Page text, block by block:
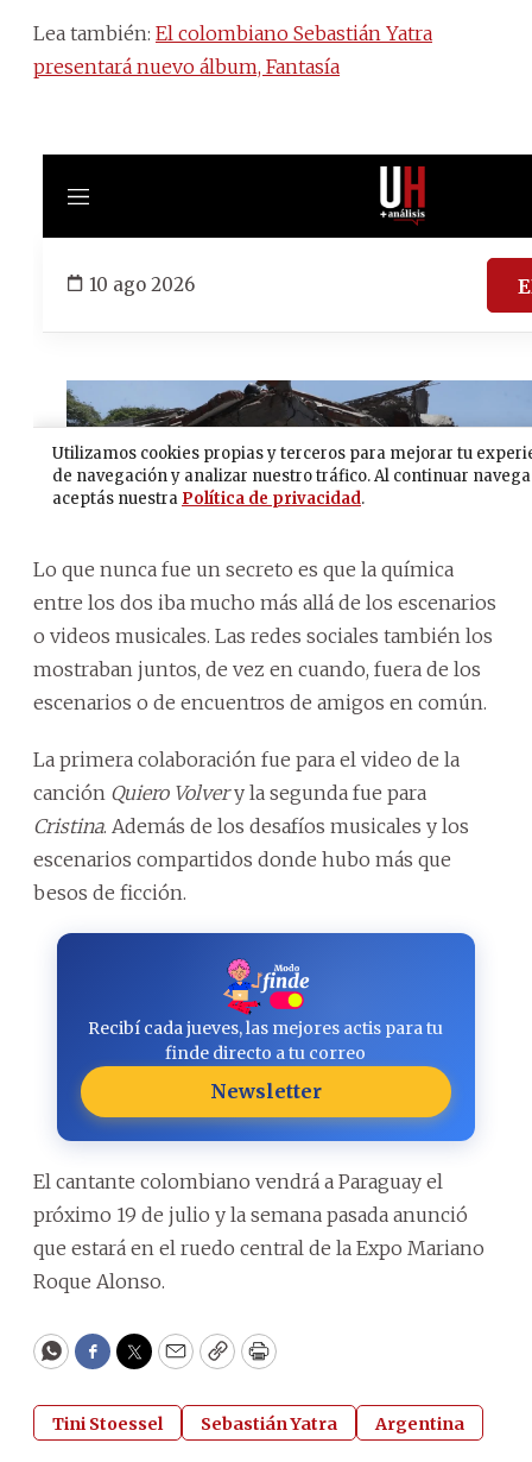
Lea también: El colombiano Sebastián Yatra
presentará nuevo álbum, Fantasía
Lo que nunca fue un secreto es que la química
entre los dos iba mucho más allá de los escenarios
o videos musicales. Las redes sociales también los
mostraban juntos, de vez en cuando, fuera de los
escenarios o de encuentros de amigos en común.
La primera colaboración fue para el video de la
canción Quiero Volvery la segunda fue para
Cristina. Además de los desafíos musicales y los
escenarios compartidos donde hubo más que
besos de ficción.
Recibí cada jueves, las mejores actis para tu
finde directo a tu correo
Newsletter
El cantante colombiano vendrá a Paraguay el
próximo 19 de julio y la semana pasada anunció
que estará en el ruedo central de la Expo Mariano
Roque Alonso.
WhatsApp
Facebook
Twitter
EmailCopyPrint
Tini Stoessel Sebastián Yatra Argentina